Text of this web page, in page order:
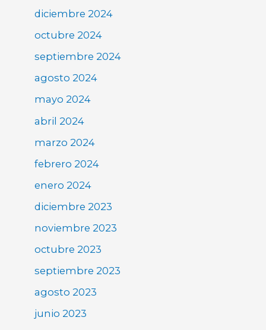
diciembre 2024
octubre 2024
septiembre 2024
agosto 2024
mayo 2024
abril 2024
marzo 2024
febrero 2024
enero 2024
diciembre 2023
noviembre 2023
octubre 2023
septiembre 2023
agosto 2023
junio 2023